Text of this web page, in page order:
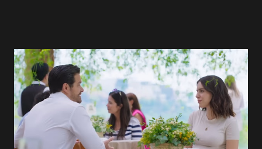
permanecer virgem até encontrar o homem que realmente
ama, o que não é fácil, já que dedica todas as suas energias a
se aprimorar, trabalhando, estudando e se orgulhando de
ser a primeira mulher da família a ingressar na
universidade. Ela tem uma personalidade muito alegre, é
muito madura para a idade, determinada, criativa e